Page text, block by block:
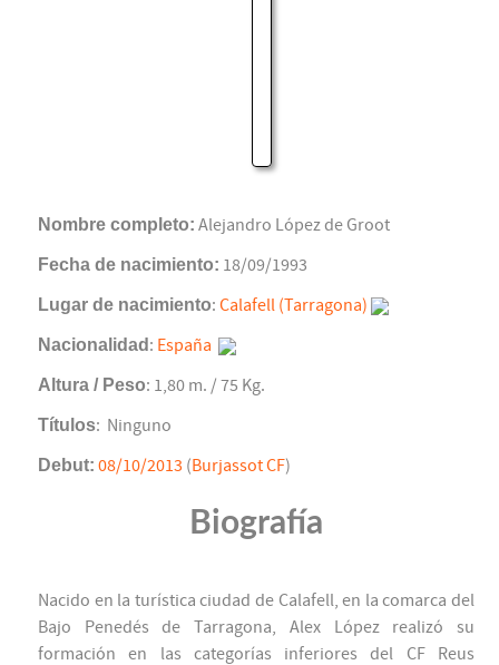
Nombre completo: Alejandro López de Groot
Fecha de nacimiento: 18/09/1993
Lugar de nacimiento: Calafell (Tarragona)
Nacionalidad : España
Altura / Peso: 1,80 m. / 75 Kg.
Títulos: Ninguno
Debut: 08/10/2013 (Burjassot CF)
Biografía
Nacido en la turística ciudad de Calafell, en la comarca del
Bajo Penedés de Tarragona, Alex López realizó su
formación en las categorías inferiores del CF Reus